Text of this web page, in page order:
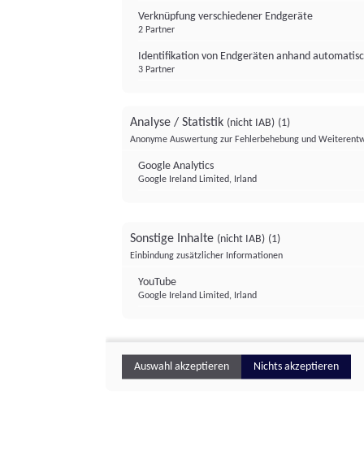
Verknüpfung verschiedener Endgeräte
2 Partner
Identifikation von Endgeräten anhand
3 Partner
Analyse / Statistik (nicht IAB) (1)
Anonyme Auswertung zur Fehlerbehebung und
Google Analytics
Google Ireland Limited, Irland
Sonstige Inhalte (nicht IAB) (1)
Einbindung zusätzlicher Informationen
YouTube
Google Ireland Limited, Irland
Auswahl akzeptieren Nichts akzeptieren